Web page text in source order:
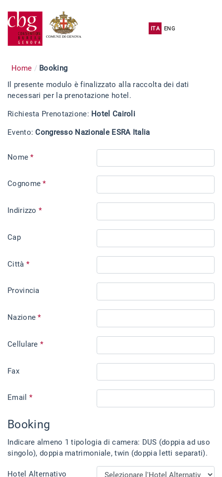
ITA ENG
Home
Booking
Il presente modulo è finalizzato alla raccolta dei dati
necessari per la prenotazione hotel.
Richiesta Prenotazione: Hotel Cairoli
Evento:Congresso Nazionale ESRA Italia
Nome *
Cognome *
Indirizzo *
Cap
Città *
Provincia
Nazione *
Cellulare *
Fax
Email *
Booking
Indicare almeno 1 tipologia di camera: DUS (doppia ad uso
singolo), doppia matrimoniale, twin (doppia letti separati).
Hotel Alternativo